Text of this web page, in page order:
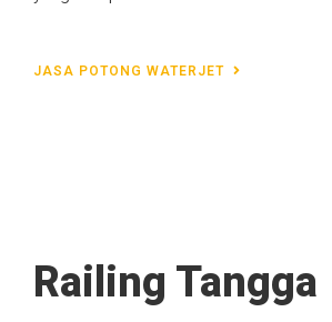
JASA POTONG WATERJET
Railing Tangga